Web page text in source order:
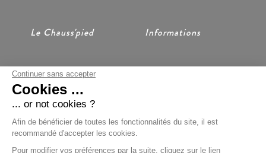
Le Chauss'pied
Nos Magasins
Notre Histoire
Nous Contacter
Informations
Continuer sans accepter
Cookies ...
... or not cookies ?
Afin de bénéficier de toutes les fonctionnalités du site, il est
recommandé d'accepter les cookies.
Pour modifier vos préférences par la suite, cliquez sur le lien